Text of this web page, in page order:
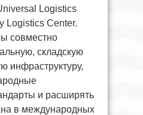
Logistics
Logistics Center.
совместно
складскую
инфраструктуру,
и расширять
в международных